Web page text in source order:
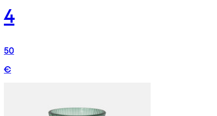
4
50
€